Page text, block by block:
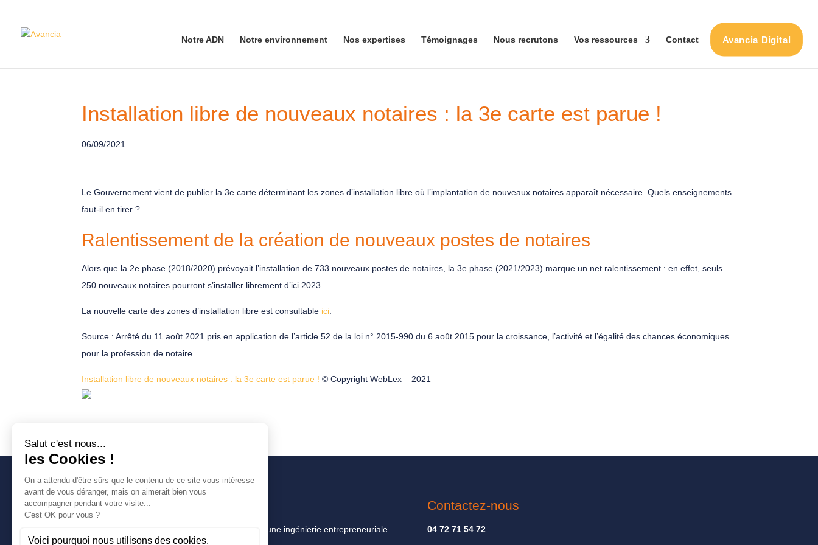
Notre ADN Notre environnement Nos expertises Témoignages Nous recrutons Vos ressources Contact Avancia Digital
Installation libre de nouveaux notaires : la 3e carte est parue !
06/09/2021
Le Gouvernement vient de publier la 3e carte déterminant les zones d’installation libre où l’implantation de nouveaux notaires apparaît nécessaire. Quels enseignements
faut-il en tirer ?
Ralentissement de la création de nouveaux postes de notaires
Alors que la 2e phase (2018/2020) prévoyait l’installation de 733 nouveaux postes de notaires, la 3e phase (2021/2023) marque un net ralentissement : en effet, seuls
250 nouveaux notaires pourront s’installer librement d’ici 2023.
La nouvelle carte des zones d’installation libre est consultable ici
Source : Arrêté du 11 août 2021 pris en application de l’article 52 de la loi n° 2015-990 du 6 août 2015 pour la croissance, l’activité et l’égalité des chances économiques
pour la profession de notaire
Installation libre de nouveaux notaires : la 3e carte est parue ! © Copyright WebLex – 2021
Avancia
Un cabinet d’expertise comptable lyonnais pour une ingénierie entrepreneuriale
Contactez-nous
04 72 71 54 72